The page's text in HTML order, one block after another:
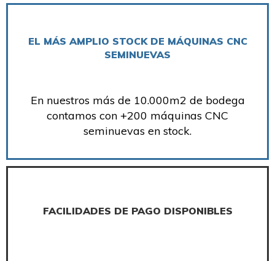
EL MÁS AMPLIO STOCK DE MÁQUINAS CNC
SEMINUEVAS
En nuestros más de 10.000m2 de bodega
contamos con +200 máquinas CNC
seminuevas en stock.
FACILIDADES DE PAGO DISPONIBLES